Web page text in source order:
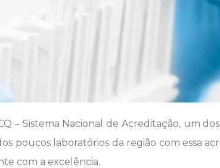
– Sistema Nacional de Acreditação, um
poucos laboratórios da região com essa
com a excelência.